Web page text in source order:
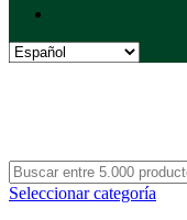
Seleccionar categoría